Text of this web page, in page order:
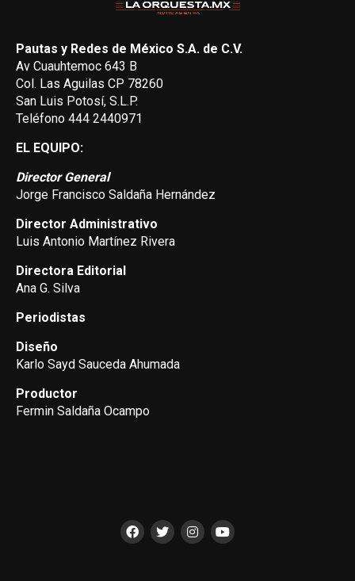
Pautas y Redes de México S.A. de C.V.
Av Cuauhtemoc 643 B
Col. Las Aguilas CP 78260
San Luis Potosí, S.L.P.
Teléfono 444 2440971
EL EQUIPO:
Director General
Jorge Francisco Saldaña Hernández
Director Administrativo
Luis Antonio Martínez Rivera
Directora Editorial
Ana G. Silva
Periodistas
Diseño
Karlo Sayd Sauceda Ahumada
Productor
Fermin Saldaña Ocampo